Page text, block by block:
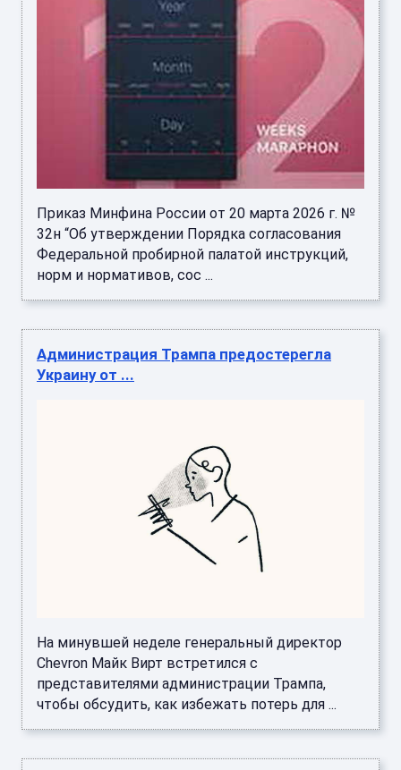
Приказ Минфина России от 20 марта 2026 г. №
32н “Об утверждении Порядка согласования
Федеральной пробирной палатой инструкций,
норм и нормативов, сос ...
Администрация Трампа предостерегла
Украину от ...
На минувшей неделе генеральный директор
Chevron Майк Вирт встретился с
представителями администрации Трампа,
чтобы обсудить, как избежать потерь для ...